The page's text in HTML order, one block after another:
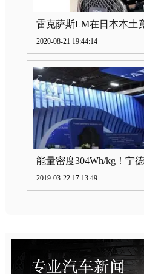
2020-08-21 19:44:14
2019-03-22 17:13:49